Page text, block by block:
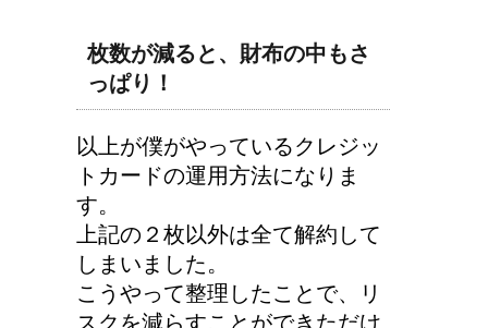
枚数が減ると、財布の中もさ
っぱり！
以上が僕がやっているクレジッ
トカードの運用方法になりま
す。
上記の２枚以外は全て解約して
しまいました。
こうやって整理したことで、リ
スクを減らすことができただけ